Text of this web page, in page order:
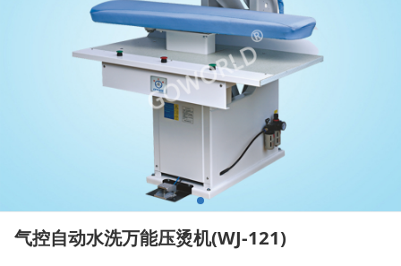
气控自动水洗万能压烫机(WJ-121)